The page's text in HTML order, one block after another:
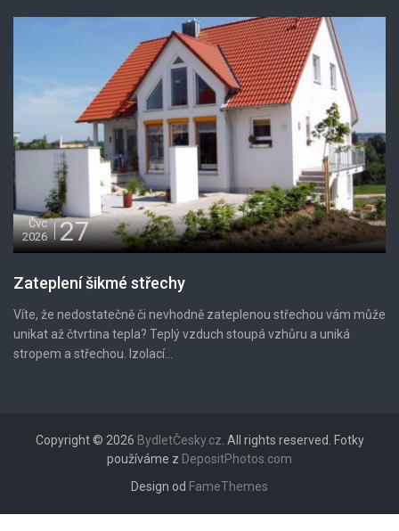
Čvc
2026
27
Zateplení šikmé střechy
Víte, že nedostatečně či nevhodně zateplenou střechou vám může
unikat až čtvrtina tepla? Teplý vzduch stoupá vzhůru a uniká
stropem a střechou. Izolací...
Copyright © 2026 BydletČesky.cz . All rights reserved. Fotky
používáme z DepositPhotos.com
Design od FameThemes